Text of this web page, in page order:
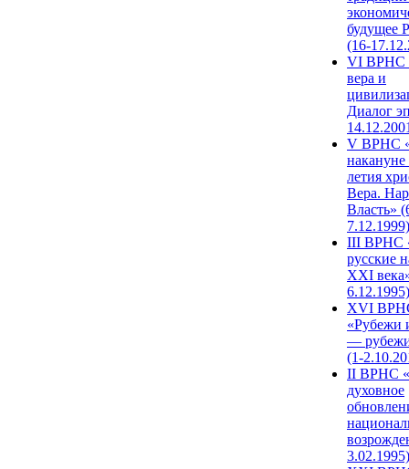
будущее
(16-
VI ВРНС
вера и
Диалог
V ВРНС
накануне
летия
Вера.
Власть»
7.12.1999)
III ВРНС
русские
XXI
6.12.1995)
XVI
«Рубежи
—
(1-
II ВРНС
духовное
3.02.1995)